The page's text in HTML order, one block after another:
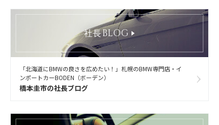
社長BLOG
「北海道にBMWの良さを広めたい！」札幌のBMW専門店・イ
ンポートカーBODEN（ボーデン）
橋本圭市の社長ブログ